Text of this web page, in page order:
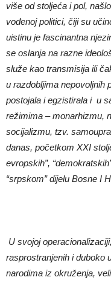
više od stoljeća i pol,
vođenoj politici, čiji su uč
uistinu je fascinantna
se oslanja na razne
služe kao transmisija ilič
u razdobljima nepovoljnih
postojala i egzistirala i u
režimima – monarhizmu,
socijalizmu, tzv.
danas, početkom XXI
evropskih”,
“srpskom” dijelu Bosne I
U svojoj
rasprostranjenih i duboko
narodima iz okruženja,